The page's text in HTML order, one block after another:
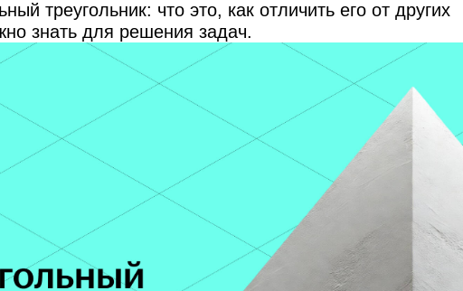
треугольник: что это, как отличить его от других
знать для решения задач.